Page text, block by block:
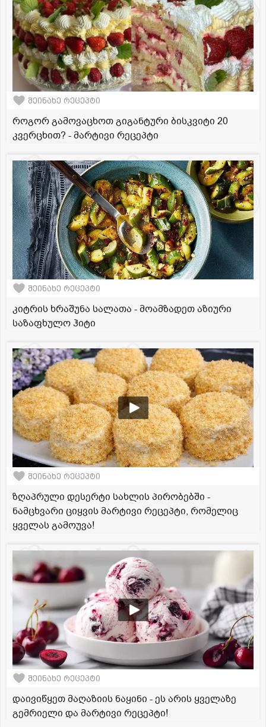
შეინახე რეცეპტი
როგორ გამოვაცხოთ გიგანტური ბისკვიტი 20
კვერცხით? - მარტივი რეცეპტი
შეინახე რეცეპტი
კიტრის ხრაშუნა სალათა - მოამზადეთ აზიური
საზაფხულო ჰიტი
შეინახე რეცეპტი
ზღაპრული დესერტი სახლის პირობებში -
ნამცხვარი ციყვის მარტივი რეცეპტი, რომელიც
ყველას გამოუვა!
შეინახე რეცეპტი
დაივიწყეთ მაღაზიის ნაყინი - ეს არის ყველაზე
გემრიელი და მარტივი რეცეპტი!